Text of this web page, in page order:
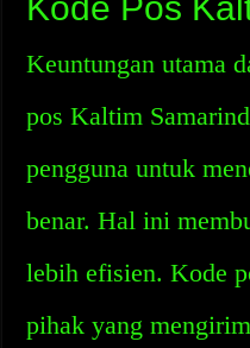
Keuntungan utama
pos Kaltim
pengguna untuk
benar. Hal ini
lebih efisien. Kode
pihak yang